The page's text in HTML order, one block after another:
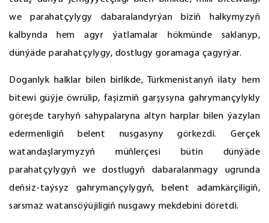
we parahatçylygy dabaralandyrýan biziň halkymyzyň
kalbynda hem agyr ýatlamalar hökmünde saklanyp,
dünýäde parahatçylygy, dostlugy goramaga çagyrýar.
Doganlyk halklar bilen birlikde, Türkmenistanyň ilaty hem
bitewi güýje öwrülip, faşizmiň garşysyna gahrymançylykly
göreşde taryhyň sahypalaryna altyn harplar bilen ýazylan
edermenligiň belent nusgasyny görkezdi. Gerçek
watandaşlarymyzyň müňlerçesi bütin dünýäde
parahatçylygyň we dostlugyň dabaralanmagy ugrunda
deňsiz-taýsyz gahrymançylygyň, belent adamkärçiligiň,
sarsmaz watansöýüjiligiň nusgawy mekdebini döretdi.